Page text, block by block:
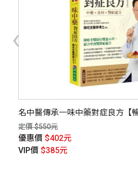
名中醫傳承一味中藥對症良方【
定價 $550元
優惠價 $402元
VIP價 $385元
‹